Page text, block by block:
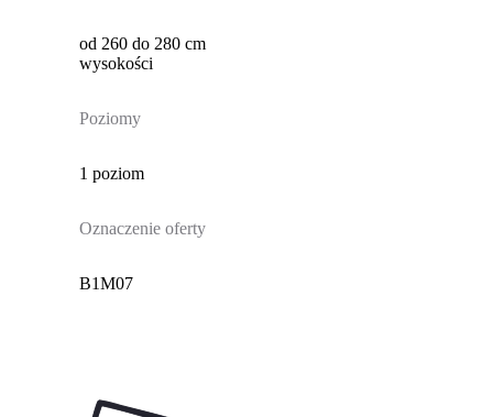
od 260 do 280 cm
wysokości
Poziomy
1 poziom
Oznaczenie oferty
B1M07